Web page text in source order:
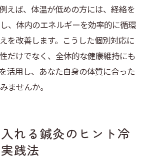
えば、体温が低めの方には、経絡を
、体内のエネルギーを効率的に循環
を改善します。こうした個別対応に
だけでなく、全体的な健康維持にも
活用し、あなた自身の体質に合った
ませんか。
れる鍼灸のヒント冷
践法